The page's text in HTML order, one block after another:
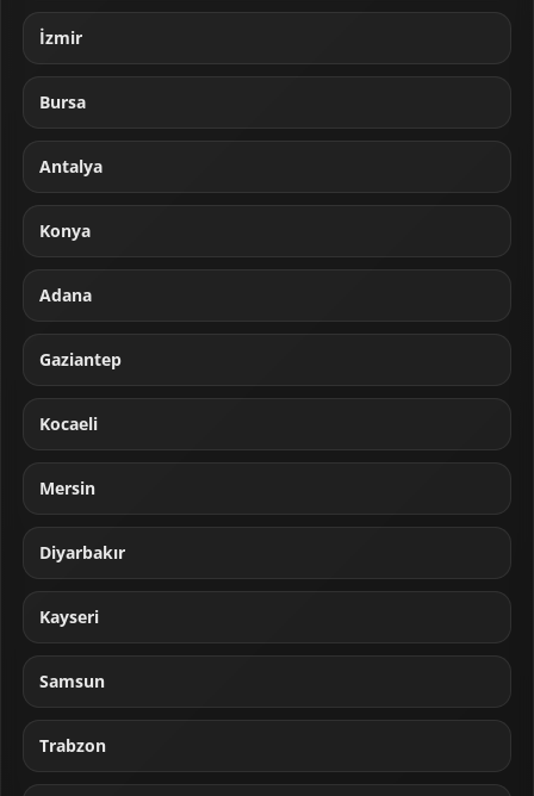
İzmir
Bursa
Antalya
Konya
Adana
Gaziantep
Kocaeli
Mersin
Diyarbakır
Kayseri
Samsun
Trabzon